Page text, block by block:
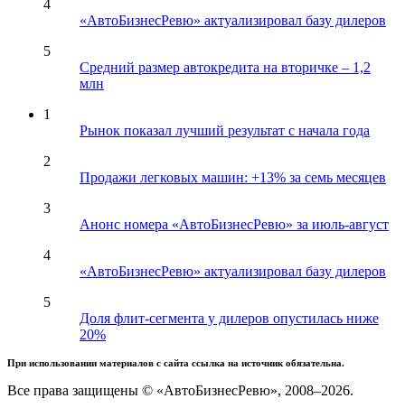
4
«АвтоБизнесРевю» актуализировал базу дилеров
5
Средний размер автокредита на вторичке – 1,2
млн
1
Рынок показал лучший результат с начала года
2
Продажи легковых машин: +13% за семь месяцев
3
Анонс номера «АвтоБизнесРевю» за июль-август
4
«АвтоБизнесРевю» актуализировал базу дилеров
5
Доля флит-сегмента у дилеров опустилась ниже
20%
При использовании материалов с сайта ссылка на источник обязательна.
Все права защищены © «АвтоБизнесРевю», 2008–2026.